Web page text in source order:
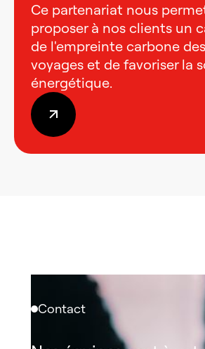
Ce partenariat nous
proposer à nos clients un
de l'empreinte carbone
voyages et de favoriser la
énergétique.
Contact